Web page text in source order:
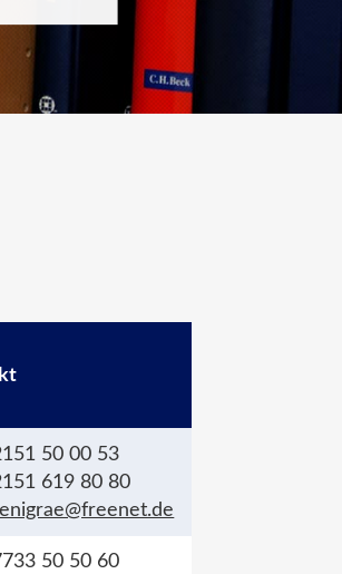
50 00 53
619 80 80
50 50 60